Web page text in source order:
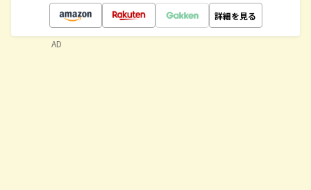
詳細を見る
AD